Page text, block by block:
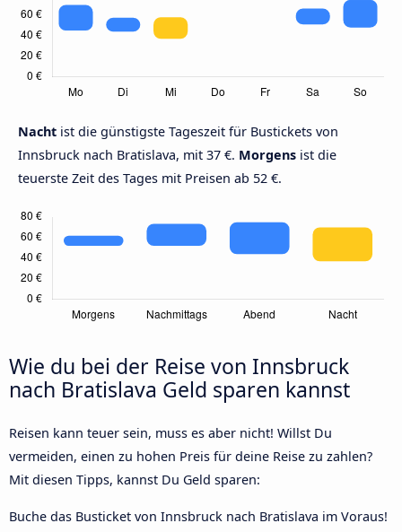
Nacht ist die günstigste Tageszeit für Bustickets von
Innsbruck nach Bratislava, mit 37 €. Morgens ist die
teuerste Zeit des Tages mit Preisen ab 52 €.
Wie du bei der Reise von Innsbruck
nach Bratislava Geld sparen kannst
Reisen kann teuer sein, muss es aber nicht! Willst Du
vermeiden, einen zu hohen Preis für deine Reise zu zahlen?
Mit diesen Tipps, kannst Du Geld sparen:
Buche das Busticket von Innsbruck nach Bratislava im Voraus!